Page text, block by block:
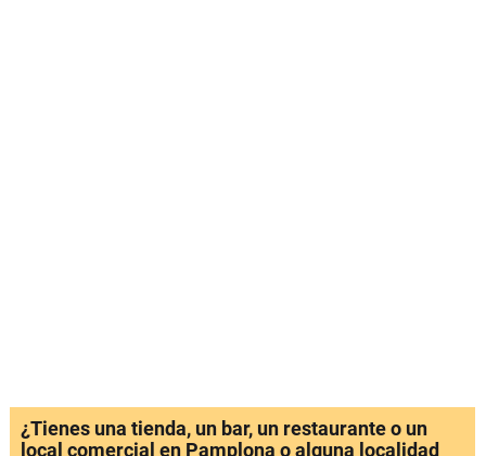
¿Tienes una tienda, un bar, un restaurante o un
local comercial en Pamplona o alguna localidad